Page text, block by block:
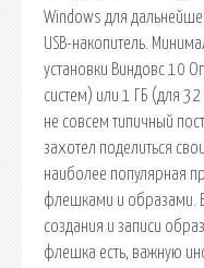
Windows для
USB-накопитель.
установки Виндовс 10
систем) или 1 ГБ (для
не совсем типичный
захотел поделиться
наиболее популярная
флешками и образами.
создания и записи
флешка есть, важную